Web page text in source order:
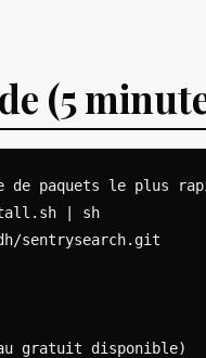
(5
paquets le plus
| sh
sentrysearch.git
gratuit disponible)